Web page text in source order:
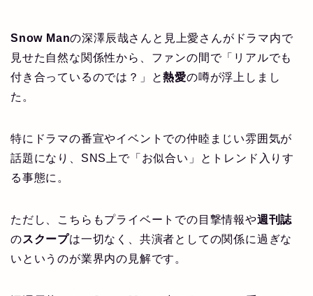
Snow Manの深澤辰哉さんと見上愛さんがドラマ内で
見せた自然な関係性から、ファンの間で「リアルでも
付き合っているのでは？」と熱愛の噂が浮上しまし
た。
特にドラマの番宣やイベントでの仲睦まじい雰囲気が
話題になり、SNS上で「お似合い」とトレンド入りす
る事態に。
ただし、こちらもプライベートでの目撃情報や週刊誌
のスクープは一切なく、共演者としての関係に過ぎな
いというのが業界内の見解です。